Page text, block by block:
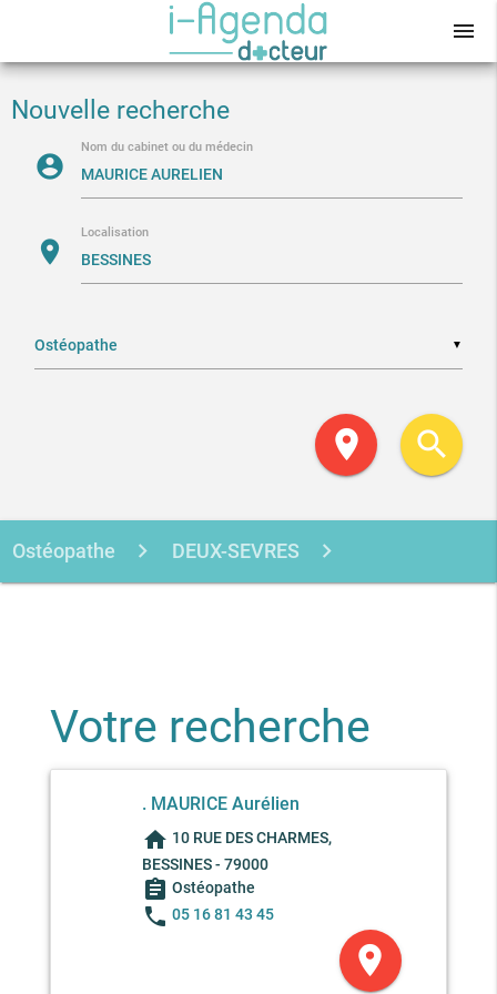
menu
Nouvelle recherche
account_circle
Nom du cabinet ou du médecin
location_on
Localisation
▼
location_on search
Ostéopathe DEUX-SEVRES
Votre recherche
. MAURICE Aurélien
home 10 RUE DES CHARMES,
BESSINES - 79000
assignment Ostéopathe
phone 05 16 81 43 45
location_on